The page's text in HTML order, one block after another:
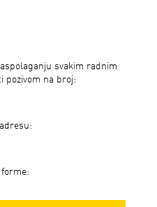
svakim radnim
pozivom na broj: